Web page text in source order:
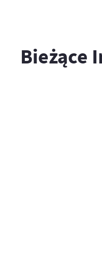
Bieżące